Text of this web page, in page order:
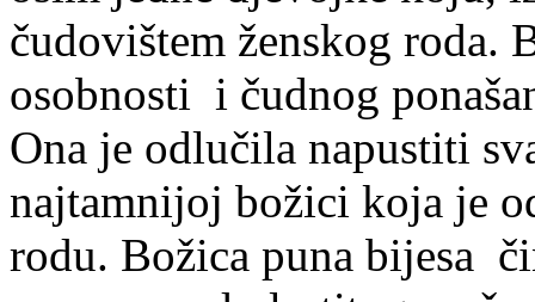
čudovištem ženskog roda.
osobnosti i čudnog
Ona je odlučila napustiti
najtamnijoj božici koja je
rodu. Božica puna bijesa